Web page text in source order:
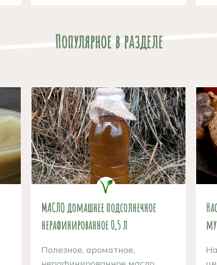
Популярное в разделе
МАСЛО домашнее подсолнечное
нерафинированное 0,5 л
Полезное, ароматное,